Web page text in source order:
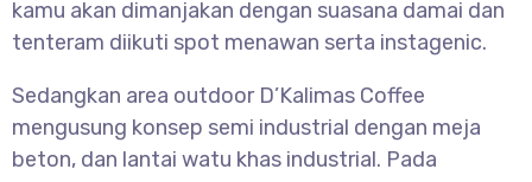
kamu akan dimanjakan dengan suasana damai dan
tenteram diikuti spot menawan serta instagenic.
Sedangkan area outdoor D’Kalimas Coffee
mengusung konsep semi industrial dengan meja
beton, dan lantai watu khas industrial. Pada